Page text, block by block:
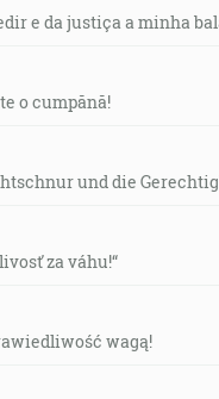
e da justiça a minha
o cumpănă!
und die
za váhu!“
wagą!